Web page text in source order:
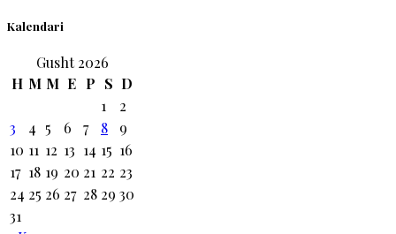
Kalendari
Gusht 2026
H M M E P S D
1
2
3
4 5 6 7 8
9
10 11 12 13 14 15 16
17 18 19 20 21 22 23
24 25 26 27 28 29 30
31